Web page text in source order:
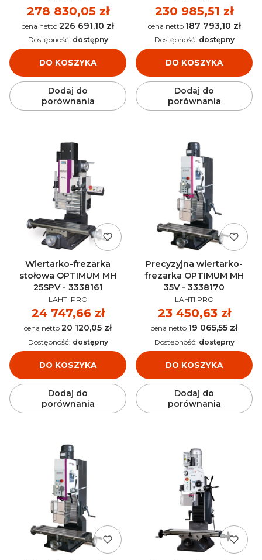
3346245
Cena
278 830,05 zł
Cena 226 691,10 zł
DO KOSZYKA
Dostępność: dostępny
Dodaj do
porównania
3346235
Cena
230 985,51 zł
Cena 187 793,10 zł
DO KOSZYKA
Dostępność: dostępny
Dodaj do
porównania
Wiertarko-frezarka
stołowa OPTIMUM MH
25SPV - 3338161
PRODUCENT
LAHTI PRO
Cena
24 747,66 zł
Cena 20 120,05 zł
DO KOSZYKA
Dostępność: dostępny
Dodaj do
porównania
Precyzyjna wiertarko-
frezarka OPTIMUM MH
35V - 3338170
PRODUCENT
LAHTI PRO
Cena
23 450,63 zł
Cena 19 065,55 zł
DO KOSZYKA
Dostępność: dostępny
Dodaj do
porównania